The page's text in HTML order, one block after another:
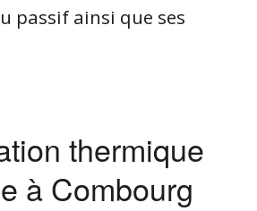
passif ainsi que ses
thermique
à Combourg